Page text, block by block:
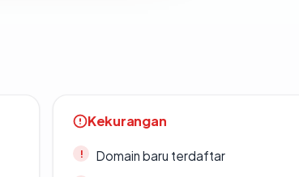
Kekurangan
Domain baru terdaftar